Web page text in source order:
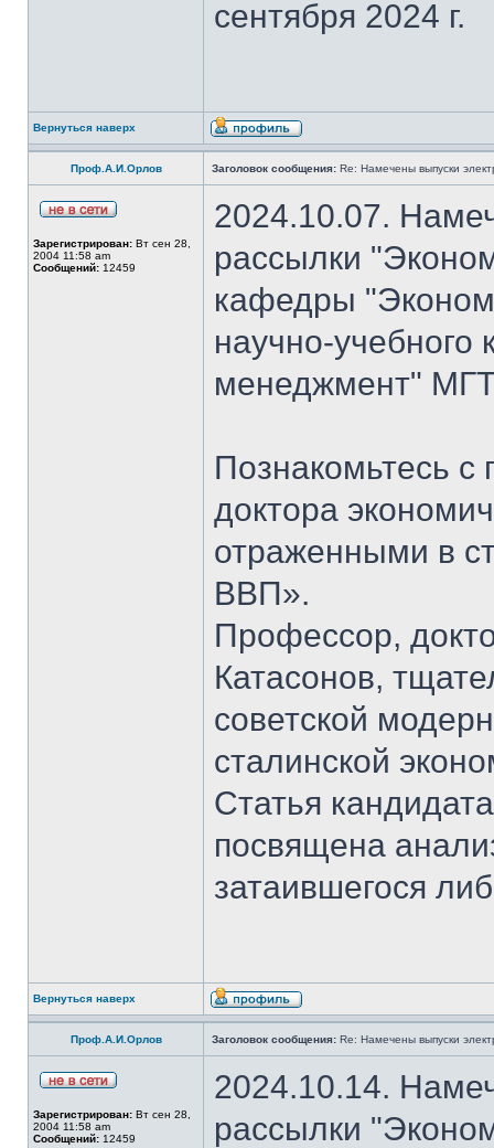
сентября 2024 г.
Вернуться наверх
Проф.А.И.Орлов Заголовок сообщения: Re: Намечены выпуски
Зарегистрирован: Вт сен 28,
2004 11:58 am
Сообщений: 12459
2024.10.07.
рассылки
кафедры
научно-
менеджмент"
Познакомьтесь
доктора
отраженными в
ВВП».
Профессор,
Катасонов,
советской
сталинской
Статья
посвящена
затаившегося
Вернуться наверх
Проф.А.И.Орлов Заголовок сообщения: Re: Намечены выпуски
Зарегистрирован: Вт сен 28,
2004 11:58 am
Сообщений: 12459
2024.10.14.
рассылки